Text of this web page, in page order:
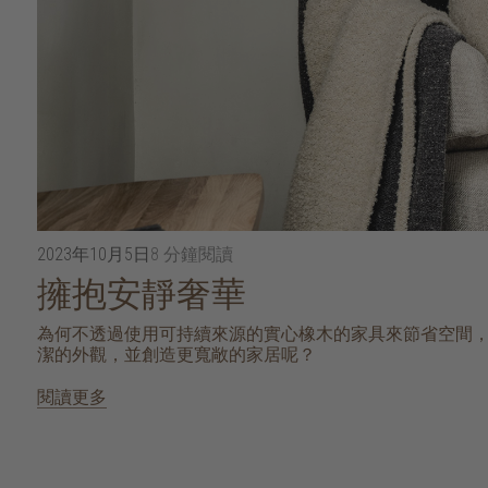
2023年10月5日 8 分鐘閱讀
擁抱安靜奢華
為何不透過使用可持續來源的實心橡木的家具來節省空間
潔的外觀，並創造更寬敞的家居呢？
閱讀更多